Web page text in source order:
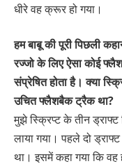
धीरे वह क्रूर हो गया।
हम बाबू की पूरी पिछली
रज्जो के लिए ऐसा कोई
संप्रेषित होता है। क्या
उचित फ्लैशबैक ट्रैक था?
मुझे स्क्रिप्ट के तीन
लाया गया। पहले दो
था। इसमें कहा गया कि वह